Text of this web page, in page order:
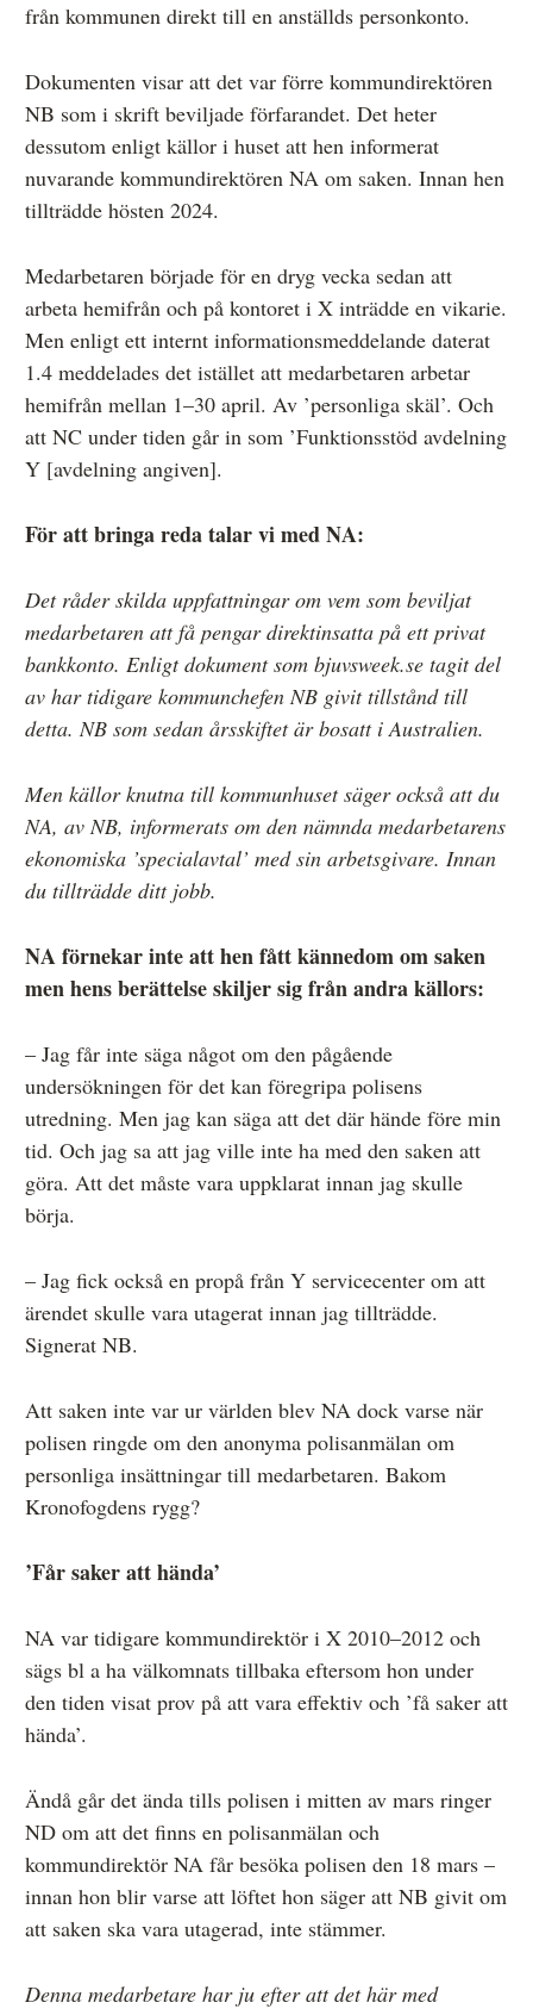
från kommunen direkt till en anställds personkonto.
Dokumenten visar att det var förre kommundirektören
NB som i skrift beviljade förfarandet. Det heter
dessutom enligt källor i huset att hen informerat
nuvarande kommundirektören NA om saken. Innan hen
tillträdde hösten 2024.
Medarbetaren började för en dryg vecka sedan att
arbeta hemifrån och på kontoret i X inträdde en vikarie.
Men enligt ett internt informationsmeddelande daterat
1.4 meddelades det istället att medarbetaren arbetar
hemifrån mellan 1–30 april. Av ’personliga skäl’. Och
att NC under tiden går in som ’Funktionsstöd avdelning
Y [avdelning angiven].
För att bringa reda talar vi med NA:
Det råder skilda uppfattningar om vem som beviljat
medarbetaren att få pengar direktinsatta på ett privat
bankkonto. Enligt dokument som bjuvsweek.se tagit del
av har tidigare kommunchefen NB givit tillstånd till
detta. NB som sedan årsskiftet är bosatt i Australien.
Men källor knutna till kommunhuset säger också att du
NA, av NB, informerats om den nämnda medarbetarens
ekonomiska ’specialavtal’ med sin arbetsgivare. Innan
du tillträdde ditt jobb.
NA förnekar inte att hen fått kännedom om saken
men hens berättelse skiljer sig från andra källors:
– Jag får inte säga något om den pågående
undersökningen för det kan föregripa polisens
utredning. Men jag kan säga att det där hände före min
tid. Och jag sa att jag ville inte ha med den saken att
göra. Att det måste vara uppklarat innan jag skulle
börja.
– Jag fick också en propå från Y servicecenter om att
ärendet skulle vara utagerat innan jag tillträdde.
Signerat NB.
Att saken inte var ur världen blev NA dock varse när
polisen ringde om den anonyma polisanmälan om
personliga insättningar till medarbetaren. Bakom
Kronofogdens rygg?
’Får saker att hända’
NA var tidigare kommundirektör i X 2010–2012 och
sägs bl a ha välkomnats tillbaka eftersom hon under
den tiden visat prov på att vara effektiv och ’få saker att
hända’.
Ändå går det ända tills polisen i mitten av mars ringer
ND om att det finns en polisanmälan och
kommundirektör NA får besöka polisen den 18 mars –
innan hon blir varse att löftet hon säger att NB givit om
att saken ska vara utagerad, inte stämmer.
Denna medarbetare har ju efter att det här med